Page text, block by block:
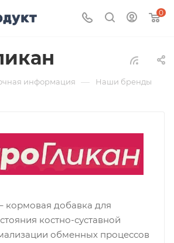
0
информация — Наши бренды
кормовая добавка для
костно-суставной
обменных процессов